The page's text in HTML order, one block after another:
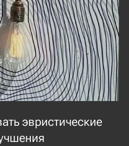
эвристические